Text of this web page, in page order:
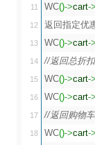
11
12
13
14
15
16
17
18
WC()->cart->
返回指定优
WC()->cart->
//返回总折
WC()->cart->
WC()->cart->
//返回购物
WC()->cart->